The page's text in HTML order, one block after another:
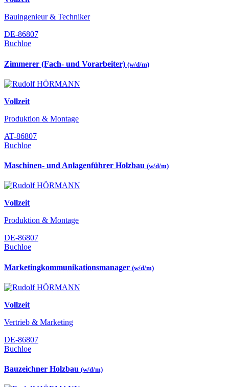
Bauingenieur & Techniker
DE-86807
Buchloe
Zimmerer (Fach- und Vorarbeiter) (w/d/m)
Vollzeit
Produktion & Montage
AT-86807
Buchloe
Maschinen- und Anlagenführer Holzbau (w/d/m)
Vollzeit
Produktion & Montage
DE-86807
Buchloe
Marketingkommunikationsmanager (w/d/m)
Vollzeit
Vertrieb & Marketing
DE-86807
Buchloe
Bauzeichner Holzbau (w/d/m)